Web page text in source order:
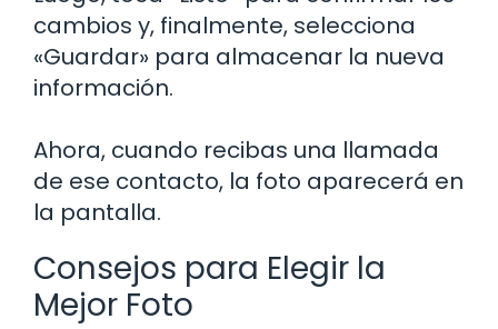
cambios y, finalmente, selecciona
«Guardar» para almacenar la nueva
información.
Ahora, cuando recibas una llamada
de ese contacto, la foto aparecerá en
la pantalla.
Consejos para Elegir la
Mejor Foto